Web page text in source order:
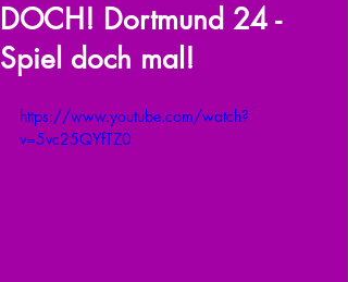
DOCH! Dortmund 24 -
Spiel doch mal!
https://www.youtube.com/watch?
v=5vc25QYfTZ0